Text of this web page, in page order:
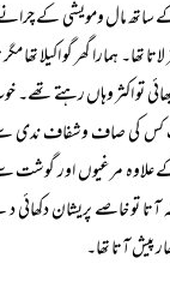
کے ساتھ مال ومویشی کے
لاتا تھا۔ ہمارا گھر گو اکیلا
تو اکثر وہاں رہتے
کی صاف وشفاف ندی سے
علاوہ مرغیوں اور
آتا تو خاصے پریشان
پیش آتا تھا۔